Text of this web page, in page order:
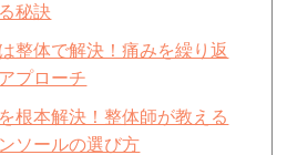
秘訣
整体で解決！痛みを繰り返
プローチ
根本解決！整体師が教える
ソールの選び方